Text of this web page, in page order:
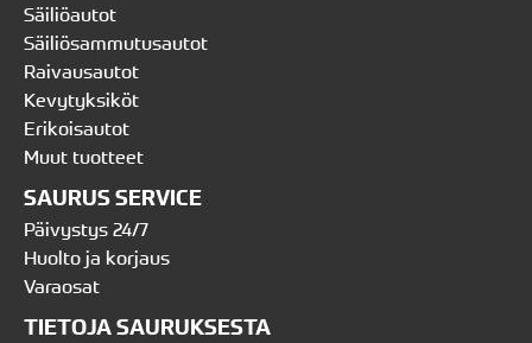
Säiliöautot
Säiliösammutusautot
Raivausautot
Kevytyksiköt
Erikoisautot
Muut tuotteet
SAURUS SERVICE
Päivystys 24/7
Huolto ja korjaus
Varaosat
TIETOJA SAURUKSESTA